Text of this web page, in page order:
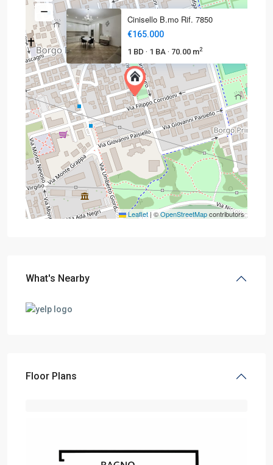
Cinisello B.mo Rif. 7850
€165.000
1 BD · 1 BA · 70.00 m2
Leaflet | ©OpenStreetMapcontributors
What's Nearby
Floor Plans